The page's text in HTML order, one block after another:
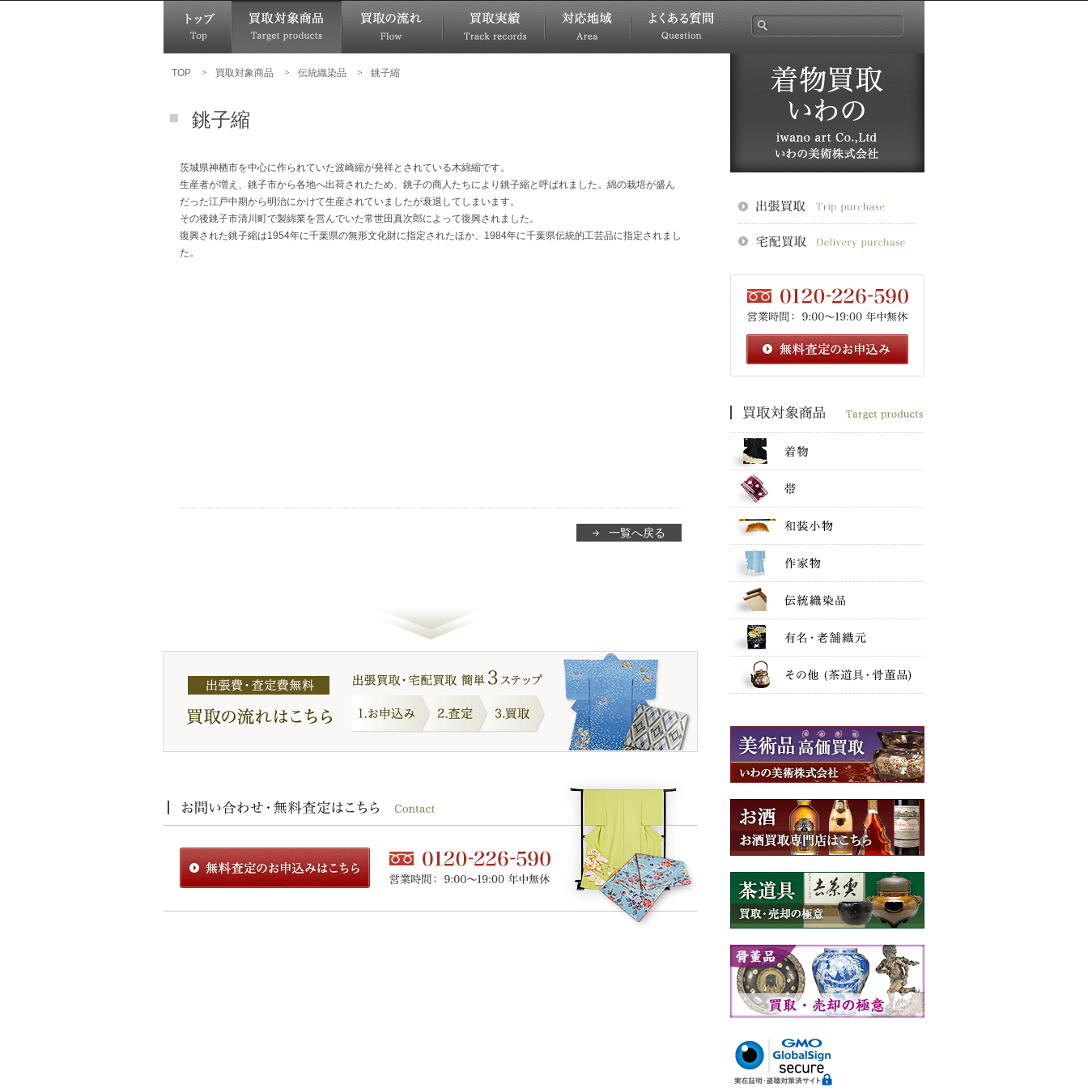
TOP > 買取対象商品 > 伝統織染品 > 銚子縮
銚子縮
茨城県神栖市を中心に作られていた波崎縮が発祥とされている木綿縮です。
生産者が増え、銚子市から各地へ出荷されたため、銚子の商人たちにより銚子縮と呼ばれました。綿の栽培が盛ん
だった江戸中期から明治にかけて生産されていましたが衰退してしまいます。
その後銚子市清川町で製綿業を営んでいた常世田真次郎によって復興されました。
復興された銚子縮は1954年に千葉県の無形文化財に指定されたほか、1984年に千葉県伝統的工芸品に指定されまし
た。
一覧へ戻る